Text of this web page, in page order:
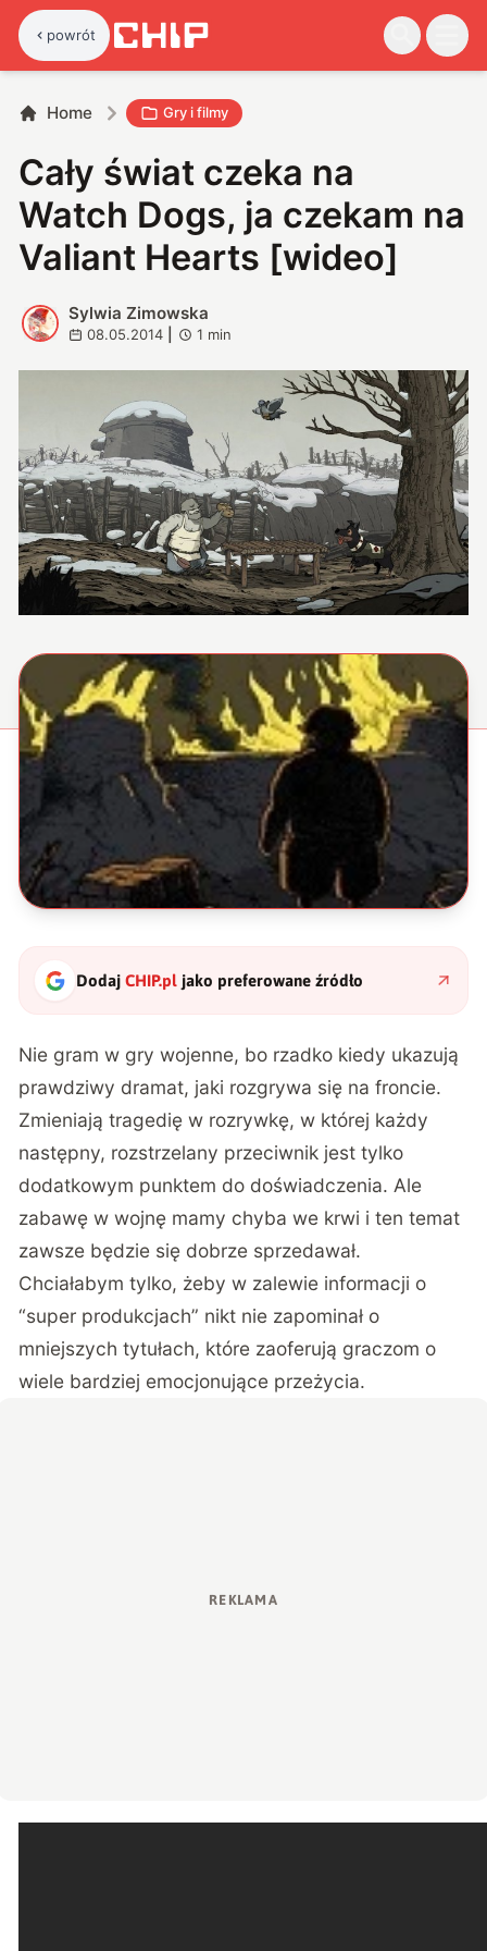
powrót
Home Gry i filmy
Cały świat czeka na
Watch Dogs, ja czekam na
Valiant Hearts [wideo]
S
Sylwia Zimowska
08.05.2014 1 min
DodajCHIP.pl jako preferowane źródło
Nie gram w gry wojenne, bo rzadko kiedy ukazują
prawdziwy dramat, jaki rozgrywa się na froncie.
Zmieniają tragedię w rozrywkę, w której każdy
następny, rozstrzelany przeciwnik jest tylko
dodatkowym punktem do doświadczenia. Ale
zabawę w wojnę mamy chyba we krwi i ten temat
zawsze będzie się dobrze sprzedawał.
Chciałabym tylko, żeby w zalewie informacji o
“super produkcjach” nikt nie zapominał o
mniejszych tytułach, które zaoferują graczom o
wiele bardziej emocjonujące przeżycia.